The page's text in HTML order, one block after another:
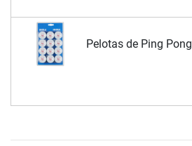
Pelotas de Ping Pong